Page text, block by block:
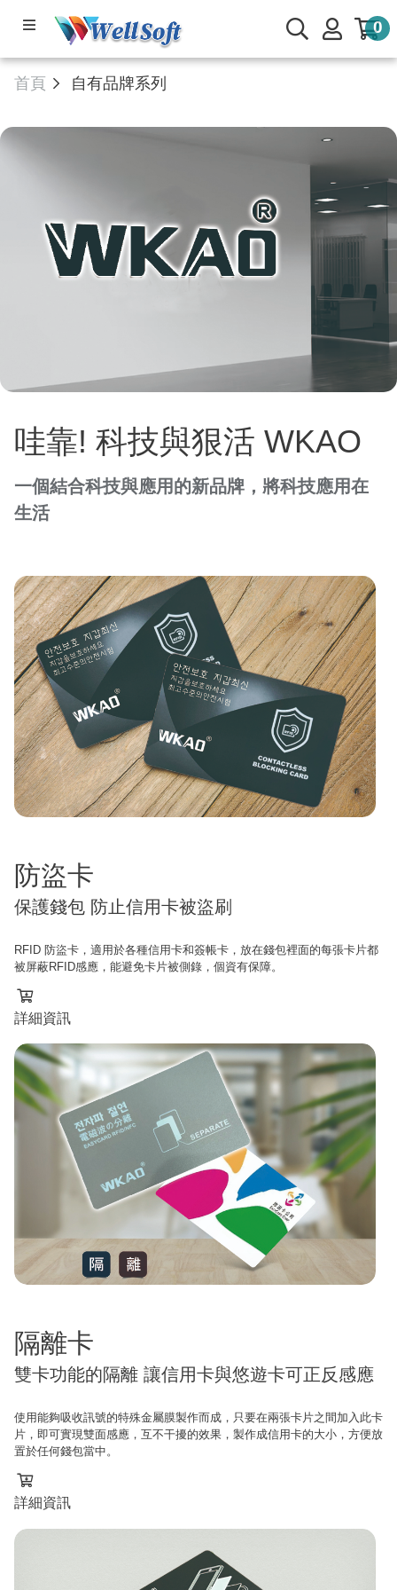
0
產品系列
服務與支援
首頁 自有品牌系列
哇靠! 科技與狠活 WKAO
一個結合科技與應用的新品牌，將科技應用在
生活
防盜卡
保護錢包 防止信用卡被盜刷
RFID 防盜卡，適用於各種信用卡和簽帳卡，放在錢包裡面的每張卡片都
被屏蔽RFID感應，能避免卡片被側錄，個資有保障。
詳細資訊
隔離卡
雙卡功能的隔離 讓信用卡與悠遊卡可正反感應
使用能夠吸收訊號的特殊金屬膜製作而成，只要在兩張卡片之間加入此卡
片，即可實現雙面感應，互不干擾的效果，製作成信用卡的大小，方便放
置於任何錢包當中。
詳細資訊